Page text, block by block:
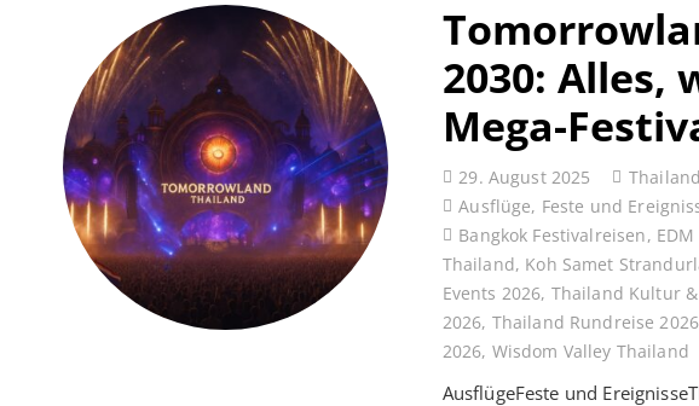
2030: Alles,
Mega-
29. August 2025
Ausflüge, Feste und
Bangkok Festivalreisen,
Thailand, Koh Samet
Events 2026, Thailand Kultur
2026, Thailand Rundreise 2026
2026, Wisdom Valley Thailand
AusflügeFeste und